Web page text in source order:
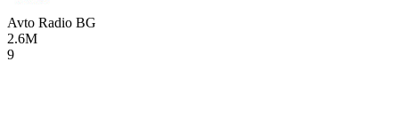
Avto Radio BG
2.6M
9